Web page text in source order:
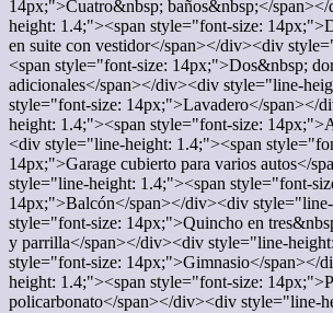
14px;">Cuatro&nbsp; baños&nbsp;</
height: 1.4;"><span style="font-size:
en suite con vestidor</span></div><div
<span style="font-size: 14px;">Dos&nbsp;
adicionales</span></div><div style="line-
style="font-size: 14px;">Lavadero</span></
height: 1.4;"><span style="font-size:
<div style="line-height: 1.4;"><span
14px;">Garage cubierto para varios autos</
style="line-height: 1.4;"><span style="font-
14px;">Balcón</span></div><div
style="font-size: 14px;">Quincho en
y parrilla</span></div><div style="line-
style="font-size: 14px;">Gimnasio</span></
height: 1.4;"><span style="font-size:
policarbonato</span></div><div style="line-